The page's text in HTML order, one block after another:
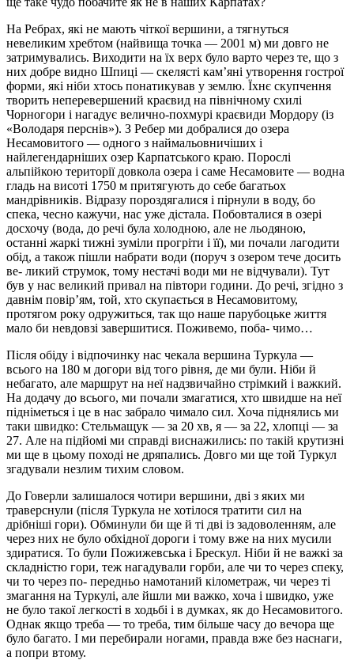
На Ребрах, які не мають чіткої вершини, а тягнуться
невеликим хребтом (найвища точка — 2001 м) ми довго не
затримувались. Виходити на їх верх було варто через те, що з
них добре видно Шпиці — скелясті кам’яні утворення гострої
форми, які ніби хтось понатикував у землю. Їхнє скупчення
творить неперевершений краєвид на північному схилі
Чорногори і нагадує велично-похмурі краєвиди Мордору (із
«Володаря перснів»). З Ребер ми добралися до озера
Несамовитого — одного з наймальовничіших і
найлегендарніших озер Карпатського краю. Порослі
альпійкою території довкола озера і саме Несамовите — водна
гладь на висоті 1750 м притягують до себе багатьох
мандрівників. Відразу пороздягалися і пірнули в воду, бо
спека, чесно кажучи, нас уже дістала. Побовталися в озері
досхочу (вода, до речі була холодною, але не льодяною,
останні жаркі тижні зуміли прогріти і її), ми почали лагодити
обід, а також пішли набрати води (поруч з озером тече досить
ве- ликий струмок, тому нестачі води ми не відчували). Тут
був у нас великий привал на півтори години. До речі, згідно з
давнім повір’ям, той, хто скупається в Несамовитому,
протягом року одружиться, так що наше парубоцьке життя
мало би невдовзі завершитися. Поживемо, поба- чимо…
Після обіду і відпочинку нас чекала вершина Туркула —
всього на 180 м догори від того рівня, де ми були. Ніби й
небагато, але маршрут на неї надзвичайно стрімкий і важкий.
На додачу до всього, ми почали змагатися, хто швидше на неї
підніметься і це в нас забрало чимало сил. Хоча піднялись ми
таки швидко: Стельмащук — за 20 хв, я — за 22, хлопці — за
27. Але на підйомі ми справді виснажились: по такій крутизні
ми ще в цьому поході не дряпались. Довго ми ще той Туркул
згадували незлим тихим словом.
До Говерли залишалося чотири вершини, дві з яких ми
траверснули (після Туркула не хотілося тратити сил на
дрібніші гори). Обминули би ще й ті дві із задоволенням, але
через них не було обхідної дороги і тому вже на них мусили
здиратися. То були Пожижевська і Брескул. Ніби й не важкі за
складністю гори, теж нагадували горби, але чи то через спеку,
чи то через по- передньо намотаний кілометраж, чи через ті
змагання на Туркулі, але йшли ми важко, хоча і швидко, уже
не було такої легкості в ходьбі і в думках, як до Несамовитого.
Однак якщо треба — то треба, тим більше часу до вечора ще
було багато. І ми перебирали ногами, правда вже без наснаги,
а попри втому.